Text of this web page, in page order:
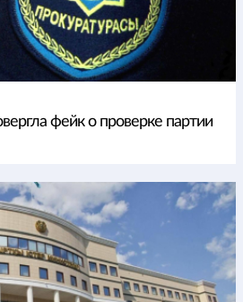
фейк о проверке партии